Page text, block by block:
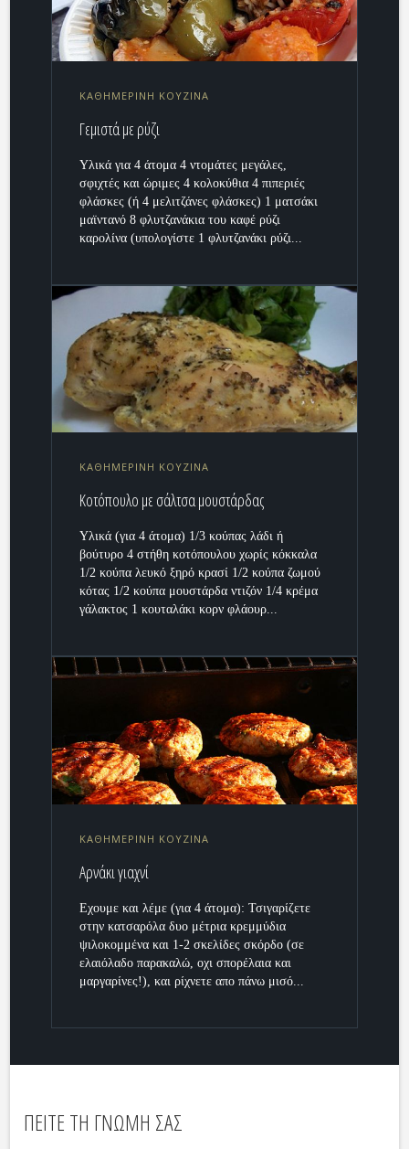
ΚΑΘΗΜΕΡΙΝΗ ΚΟΥΖΙΝΑ
Γεμιστά με ρύζι
Υλικά για 4 άτομα 4 ντομάτες μεγάλες,
σφιχτές και ώριμες 4 κολοκύθια 4 πιπεριές
φλάσκες (ή 4 μελιτζάνες φλάσκες) 1 ματσάκι
μαϊντανό 8 φλυτζανάκια του καφέ ρύζι
καρολίνα (υπολογίστε 1 φλυτζανάκι ρύζι...
ΚΑΘΗΜΕΡΙΝΗ ΚΟΥΖΙΝΑ
Κοτόπουλο με σάλτσα μουστάρδας
Υλικά (για 4 άτομα) 1/3 κούπας λάδι ή
βούτυρο 4 στήθη κοτόπουλου χωρίς κόκκαλα
1/2 κούπα λευκό ξηρό κρασί 1/2 κούπα ζωμού
κότας 1/2 κούπα μουστάρδα ντιζόν 1/4 κρέμα
γάλακτος 1 κουταλάκι κορν φλάουρ...
ΚΑΘΗΜΕΡΙΝΗ ΚΟΥΖΙΝΑ
Αρνάκι γιαχνί
Εχουμε και λέμε (για 4 άτομα): Τσιγαρίζετε
στην κατσαρόλα δυο μέτρια κρεμμύδια
ψιλοκομμένα και 1-2 σκελίδες σκόρδο (σε
ελαιόλαδο παρακαλώ, οχι σπορέλαια και
μαργαρίνες!), και ρίχνετε απο πάνω μισό...
ΠΕΙΤΕ ΤΗ ΓΝΩΜΗ ΣΑΣ